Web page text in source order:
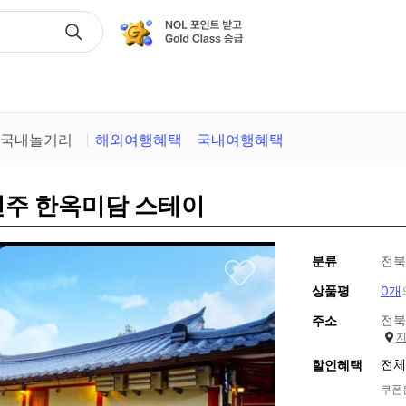
국내놀거리 해외여행혜택 국내여행혜택
한옥미담 스테이
분류
전
상품평
0개
주소
전
할인혜택 전
쿠폰